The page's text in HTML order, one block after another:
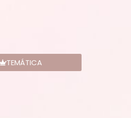
TEMÁTICA